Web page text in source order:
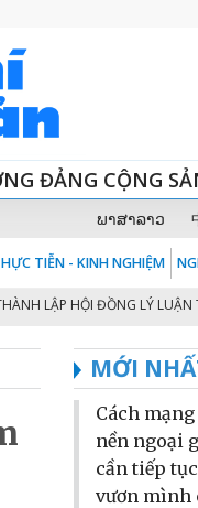
ĐẢNG CỘNG
ພາສາລາວ
TIỄN - KINH NGHIỆM
HỘI ĐỒNG LÝ LUẬN
MỚI
Cách
nền ngoại
cần tiếp
vươn mình